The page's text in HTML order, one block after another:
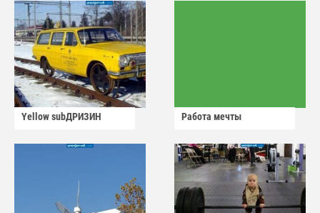
Yellow subДРИЗИН Работа мечты